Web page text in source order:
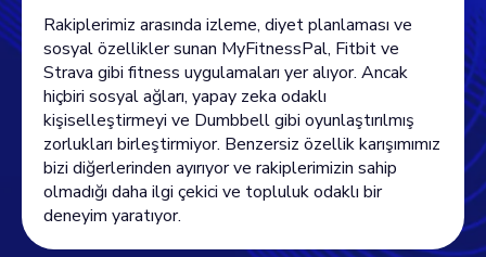
Rakiplerimiz arasında izleme, diyet planlaması ve
sosyal özellikler sunan MyFitnessPal, Fitbit ve
Strava gibi fitness uygulamaları yer alıyor. Ancak
hiçbiri sosyal ağları, yapay zeka odaklı
kişiselleştirmeyi ve Dumbbell gibi oyunlaştırılmış
zorlukları birleştirmiyor. Benzersiz özellik karışımımız
bizi diğerlerinden ayırıyor ve rakiplerimizin sahip
olmadığı daha ilgi çekici ve topluluk odaklı bir
deneyim yaratıyor.